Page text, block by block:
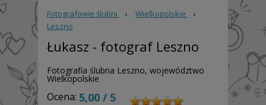
Fotografowie ślubni › Wielkopolskie
›
Leszno
Łukasz - fotograf Leszno
Fotografia ślubna Leszno, województwo
Wielkopolskie
Ocena: 5,00 / 5